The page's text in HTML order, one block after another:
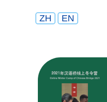
ZH EN